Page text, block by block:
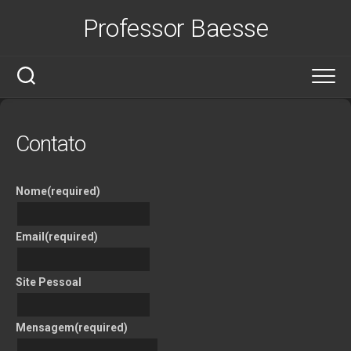
Professor Baesse
Contato
Nome(required)
Email (required)
Site Pessoal
Mensagem(required)